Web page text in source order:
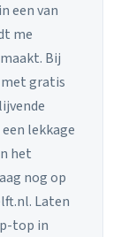
een van
me
Bij
met gratis
lekkage
het
nog op
Laten
top in